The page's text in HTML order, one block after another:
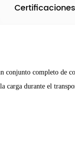
Certificaciones
conjunto completo de
carga durante el